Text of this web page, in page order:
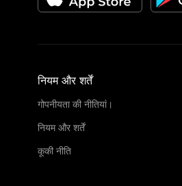
नियम और शर्तें
गोपनीयता की नीतियां।
नियम और शर्तें
कूकी नीति